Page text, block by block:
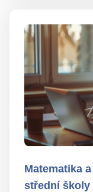
Matematika
střední školy